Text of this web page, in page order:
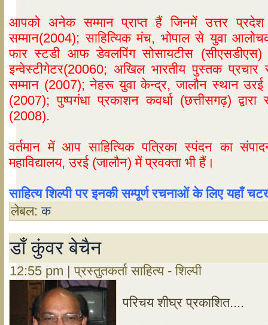
आपको अनेक सम्मान प्राप्त हैं जिनमें उत्तर प्रदेश
सम्मान(2004); साहित्यिक मंच, भोपाल से युवा
फार स्टडी आफ डेवलपिंग सोसायटीस
इन्वेस्टीगेटर(20060; अखिल भारतीय पुस्तक प्रचार
सम्मान (2007); नेहरू युवा केन्द्र, जालौन स्थान उरई
(2007); पुष्पगंधा प्रकाशन कवर्धा (छत्तीसगढ़) द्वारा
(2008).
वर्तमान में आप साहित्यिक पत्रिका स्पंदन का
महाविद्यालय, उरई (जालौन) में प्रवक्ता भीहैं।
साहित्य शिल्पी पर इनकी सम्पूर्ण रचनाओं के लिए यहाँ
लेबल:क
डाँ कुंवर बेचैन
12:55 pm | प्रस्तुतकर्ता साहित्य - शिल्पी
परिचय शीघ्र प्रकाशित....